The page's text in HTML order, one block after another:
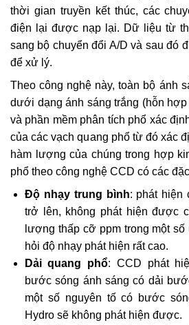
thời gian truyền kết thúc, các
điện lại được nạp lại. Dữ liệu từ
sang bộ chuyển đổi A/D và sau đó
để xử lý.
Theo công nghệ này, toàn bộ ánh
dưới dạng ánh sáng trắng (hỗn
và phần mềm phân tích phổ xác
của các vạch quang phổ từ đó xác
hàm lượng của chúng trong hợp
phổ theo công nghệ CCD có các
Độ nhạy trung bình: phát hiện
trở lên, không phát hiện được
lượng thấp cỡ ppm trong một
hỏi độ nhạy phát hiện rất cao.
Dải quang phổ: CCD phát
bước sóng ánh sáng có dải
một số nguyên tố có bước
Hydro sẽ không phát hiện được.